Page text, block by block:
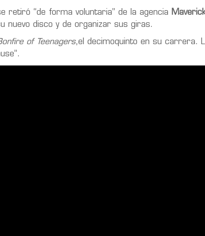
retiró “de forma voluntaria” de la agencia
nuevo disco y de organizar sus giras.
of Teenagers,el decimoquinto en su carrera.